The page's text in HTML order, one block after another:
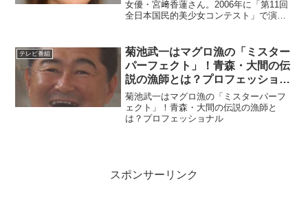
女優・宮﨑香蓮さん。2006年に「第11回
全日本国民的美少女コンテスト」で演技
能活動を続けながら難関・早稲田大学を
卒業したことでも...
テレビ番組
菊池武一はマグロ漁の「ミスター
パーフェクト」！青森・大間の伝
説の漁師とは？プロフェッショナ
ル
菊池武一はマグロ漁の「ミスターパーフ
ェクト」！青森・大間の伝説の漁師と
は？プロフェッショナル
スポンサーリンク